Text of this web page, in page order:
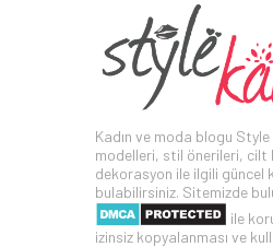
Kadın ve moda blogu
modelleri, stil önerileri, cilt
dekorasyon ile ilgili güncel
bulabilirsiniz. Sitemizde
ile
izinsiz kopyalanması ve